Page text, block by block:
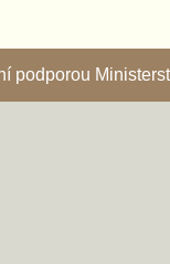
podporou